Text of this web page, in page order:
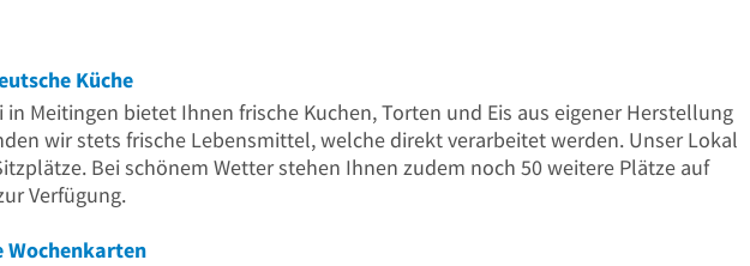
Küche
in Meitingen bietet Ihnen frische Kuchen, Torten und Eis aus eigener Herstellung
wir stets frische Lebensmittel, welche direkt verarbeitet werden. Unser Lokal
Bei schönem Wetter stehen Ihnen zudem noch 50 weitere Plätze auf
Verfügung.
Wochenkarten